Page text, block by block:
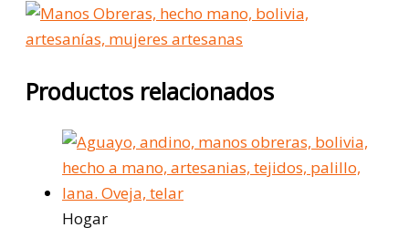
Productos relacionados
Hogar